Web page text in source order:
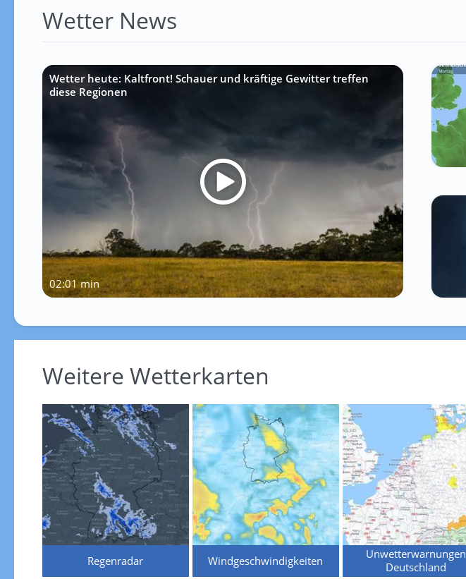
Wetter News
Wetter heute: Kaltfront! Schauer und kräftige Gewitter treffen
diese Regionen
02:01 min
Weitere Wetterkarten
Regenradar Windgeschwindigkeiten
Unwetterwarnungen
Deutschland